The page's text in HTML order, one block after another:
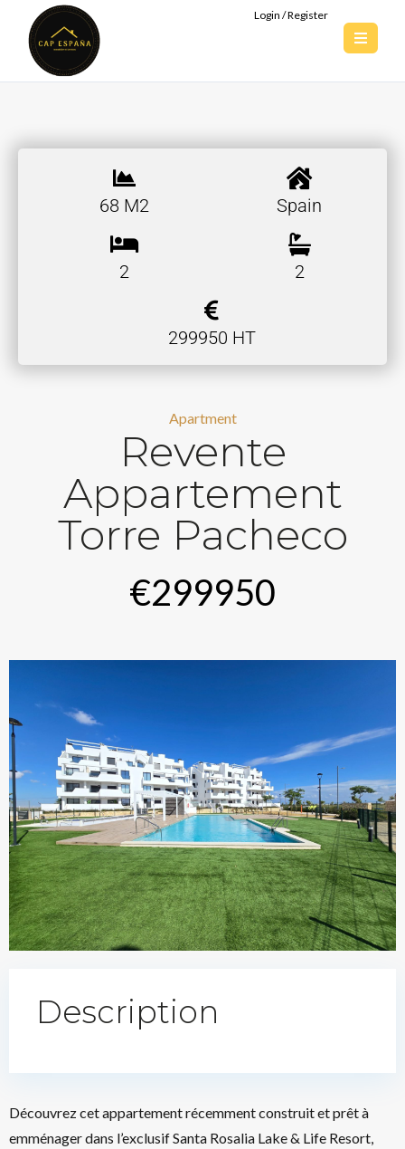
Login / Register
68 M2 Spain
2 2
299950 HT
Apartment
Revente
Appartement
Torre Pacheco
€299950
Description
Découvrez cet appartement récemment construit et prêt à
emménager dans l’exclusif Santa Rosalia Lake & Life Resort,